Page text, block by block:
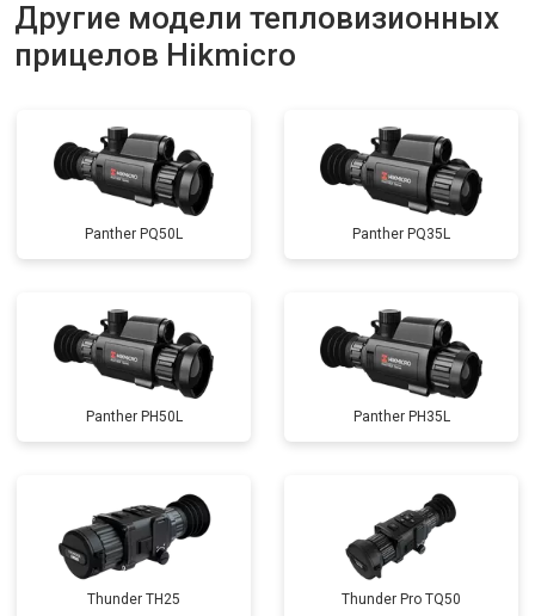
Другие модели тепловизионных
прицелов Hikmicro
Panther PQ50L Panther PQ35L
Panther PH50L Panther PH35L
Thunder TH25 Thunder Pro TQ50